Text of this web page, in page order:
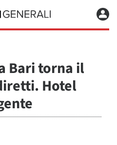
Bari torna il
Hotel